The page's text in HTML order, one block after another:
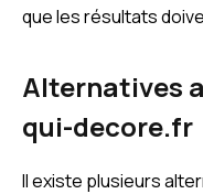
que les résultats
Alternatives
qui-decore.fr
Il existe plusieurs